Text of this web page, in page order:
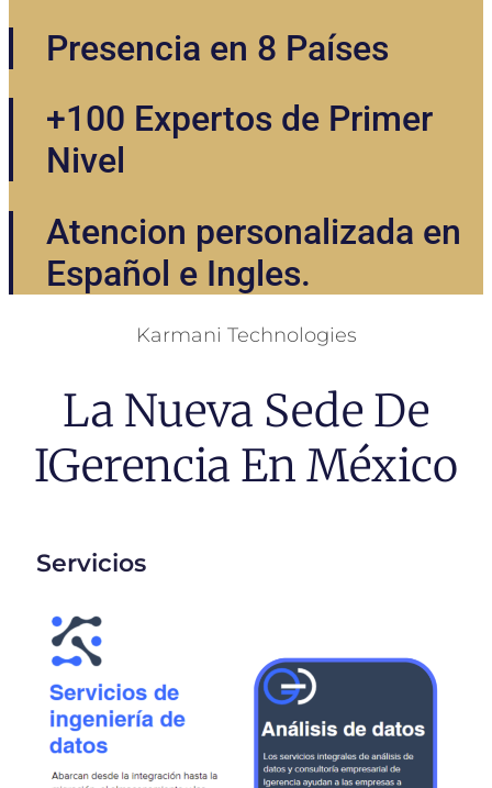
Presencia en 8 Países
+100 Expertos de Primer
Nivel
Atencion personalizada en
Español e Ingles.
Karmani Technologies
La Nueva Sede De
IGerencia En México
Servicios